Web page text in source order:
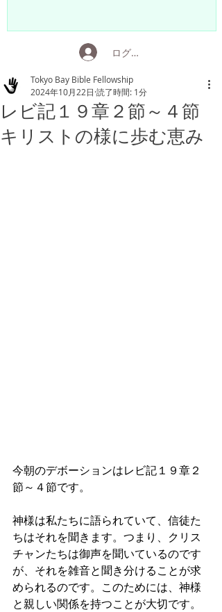
ログイン
レビ記１９章２節～４節
キリストの様に歩む恵み
Tokyo Bay Bible Fellowship
2024年10月22日 読了時間: 1分
今朝のデボーションはレビ記１９章２
節～４節です。
神様は私たちに語られていて、信徒た
ちはそれを聞きます。つまり、クリス
チャンたちは御声を聞いているのです
が、それを雑音と聞き分けることが求
められるのです。このためには、神様
と親しい関係を持つことが大切です。